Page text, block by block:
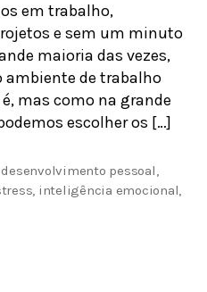
em trabalho,
e sem um minuto
maioria das vezes,
ambiente de trabalho
mas como na grande
escolher os […]
desenvolvimento pessoal,
, inteligência emocional,